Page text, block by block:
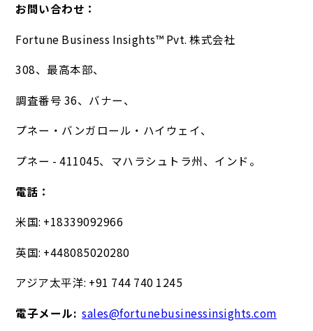
お問い合わせ：
Fortune Business Insights™ Pvt. 株式会社
308、最高本部、
調査番号 36、バナー、
プネー・バンガロール・ハイウェイ、
プネー - 411045、マハラシュトラ州、インド。
電話：
米国: +18339092966
英国: +448085020280
アジア太平洋: +91 744 740 1245
電子メール: sales@fortunebusinessinsights.com